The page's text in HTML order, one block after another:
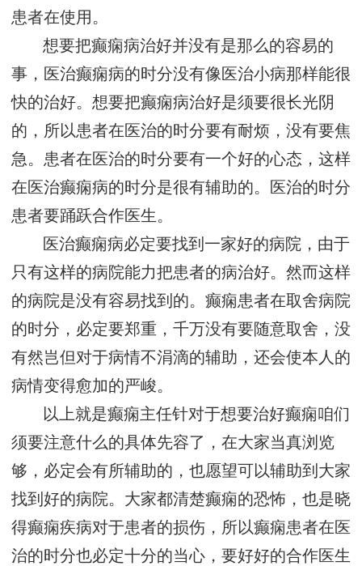
患者在使用。
想要把癫痫病治好并没有是那么的容易的
事，医治癫痫病的时分没有像医治小病那样能很
快的治好。想要把癫痫病治好是须要很长光阴
的，所以患者在医治的时分要有耐烦，没有要焦
急。患者在医治的时分要有一个好的心态，这样
在医治癫痫病的时分是很有辅助的。医治的时分
患者要踊跃合作医生。
医治癫痫病必定要找到一家好的病院，由于
只有这样的病院能力把患者的病治好。然而这样
的病院是没有容易找到的。癫痫患者在取舍病院
的时分，必定要郑重，千万没有要随意取舍，没
有然岂但对于病情不涓滴的辅助，还会使本人的
病情变得愈加的严峻。
以上就是癫痫主任针对于想要治好癫痫咱们
须要注意什么的具体先容了，在大家当真浏览
够，必定会有所辅助的，也愿望可以辅助到大家
找到好的病院。大家都清楚癫痫的恐怖，也是晓
得癫痫疾病对于患者的损伤，所以癫痫患者在医
治的时分也必定十分的当心，要好好的合作医生